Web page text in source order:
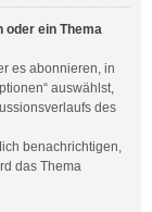
oder ein Thema
es abonnieren, in
auswählst,
des
benachrichtigen,
das Thema